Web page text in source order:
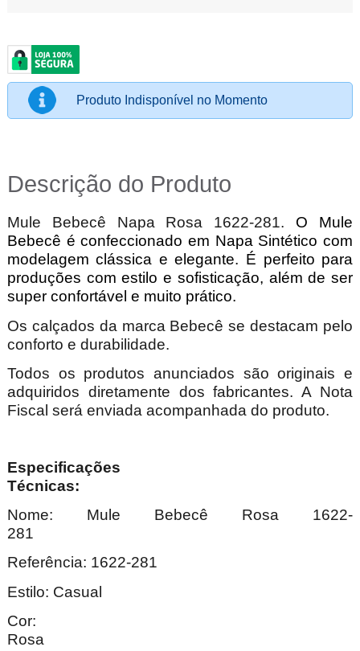
Produto Indisponível no Momento
Descrição do Produto
Mule Bebecê Napa Rosa 1622-281. O Mule
Bebecê é confeccionado em Napa Sintético com
modelagem clássica e elegante. É perfeito para
produções com estilo e sofisticação, além de ser
super confortável e muito prático.
Os calçados da marca Bebecê se destacam pelo
conforto e durabilidade.
Todos os produtos anunciados são originais e
adquiridos diretamente dos fabricantes. A Nota
Fiscal será enviada acompanhada do produto.
Especificações
Nome: Mule Bebecê Rosa 1622-
281
Referência: 1622-281
Estilo: Casual
Cor: